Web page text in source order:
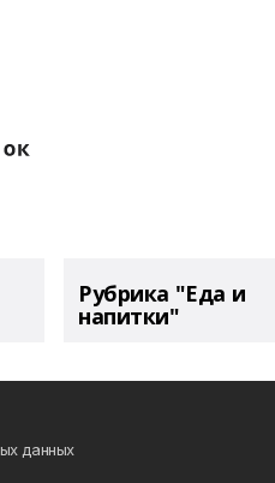
Рубрика "Еда и
напитки"
данных